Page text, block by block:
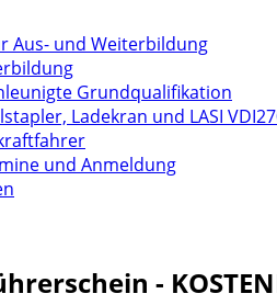
Aus- und Weiterbildung
Grundqualifikation
Ladekran und LASI
und Anmeldung
-